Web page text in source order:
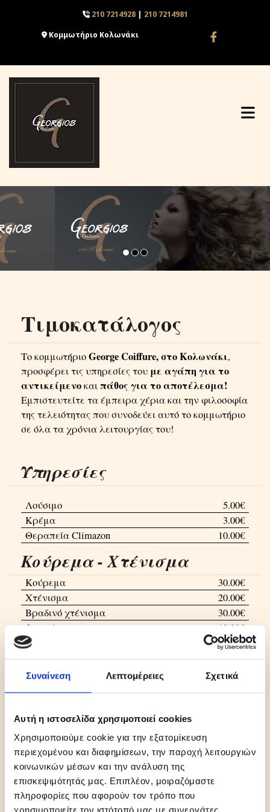
Συναίνεση Λεπτομέρειες Σχετικά
Αυτή η ιστοσελίδα χρησιμοποιεί cookies
Χρησιμοποιούμε cookie για την εξατομίκευση
περιεχομένου και διαφημίσεων, την παροχή λειτουργιών
κοινωνικών μέσων και την ανάλυση της
επισκεψιμότητάς μας. Επιπλέον, μοιραζόμαστε
πληροφορίες που αφορούν τον τρόπο που
χρησιμοποιείτε τον ιστότοπό μας με συνεργάτες
 210 7214928 | 210 7214981
Κομμωτήριο Κολωνάκι
Τιμοκατάλογος
Το κομμωτήριοGeorge Coiffure, στο Κολωνάκι,
προσφέρει τις υπηρεσίες του με αγάπη για το
αντικείμενοκαιπάθος για το αποτέλεσμα!
Εμπιστευτείτε τα έμπειρα χέρια και την φιλοσοφία
της τελειότητας που συνοδεύει αυτό το κομμωτήριο
σε όλα τα χρόνια λειτουργίας του!
Υπηρεσίες
Λούσιμο
5.00€
Κρέμα
3.00€
Θεραπεία Climazon
10.00€
Κούρεμα - Χτένισμα
Κούρεμα
30.00€
Χτένισμα
20.00€
Βραδινό χτένισμα
30.00€
Φορμάρισμα
10.00€
Λοσιόν
5.00€
Βαφή – Γαλάκτωμα από
45.00€
Βαφή - Τεχνικές
Ανταύγες από
Ντεκολορασιόν από
Φλας από
25.00€
Ρεφλέ – Ρανσάζ από
Περμανάντ
Ισιωτική